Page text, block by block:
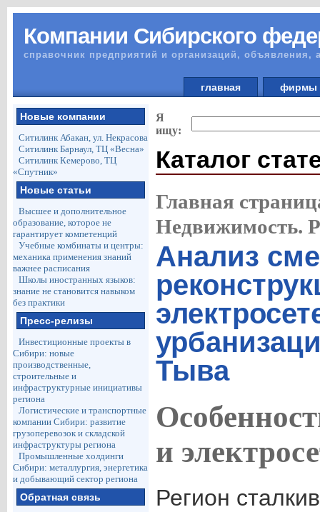
Компании Сибирского
справочник предприятий и организаций, объявления,
главная
Новые компании
Ситилинк Абакан, ул. Некрасова
Ситилинк Барнаул, ТЦ «Весна»
Ситилинк Кемерово, ТЦ
«Спутник»
Новые статьи
Высшее и дополнительное
образование, которое не
гарантирует компетенций
Учебные комбинаты и центры:
механика применения знаний
важнее расписания
Школы иностранных языков:
знание не становится навыком
без практики
Пресс-релизы
Инвестиционные проекты в
Сибири: новые
производственные,
строительные и
инфраструктурные инициативы
региона
Логистические и транспортные
компании Сибири: развитие
грузоперевозок и складской
инфраструктуры региона
Промышленные холдинги
Сибири: металлургия, энергетика
и добывающий сектор региона
Обратная связь
Я
ищу:
Каталог
Главная
Недвижимость.
Анализ
Тыва
и
Регион